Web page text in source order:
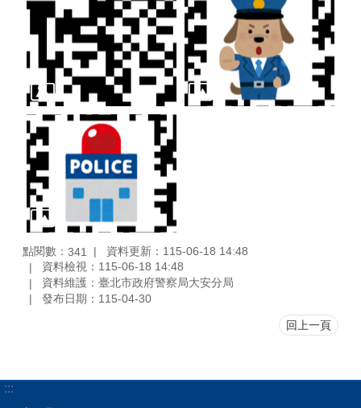
點閱數： 341
資料更新：115-06-18 14:48
資料檢視：115-06-18 14:48
資料維護：臺北市政府警察局大安分局
發布日期：115-04-30
回上一頁
:::